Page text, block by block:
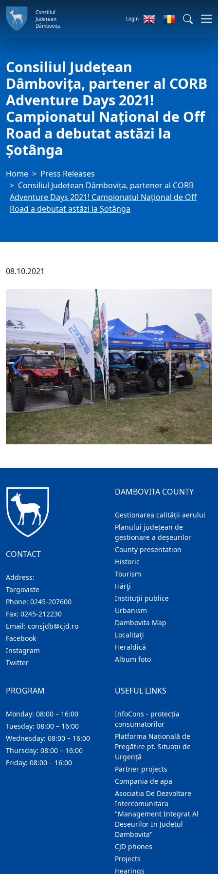
Consiliul
Județean
Dâmbovița
Login
Consiliul Județean
Dâmbovița, partener al CORB
Adventure Days 2021!
Campionatul Național de Off
Road a debutat astăzi la
Șotânga
Home
Press Releases
Consiliul Județean Dâmbovița, partener al CORB
Adventure Days 2021! Campionatul Național de Off
Road a debutat astăzi la Șotânga
08.10.2021
CONTACT
Address:
Targoviste
Phone: 0245-207600
Fax: 0245-212230
Email: consjdb@cjd.ro
Facebook
Instagram
Twitter
DAMBOVITA COUNTY
Gestionarea calității aerului
Planului județean de
gestionare a deșeurilor
County presentation
Historic
Tourism
Hărţi
Instituţii publice
Urbanism
Dambovita Map
Localitaţi
Heraldică
Album foto
USEFUL LINKS
InfoCons - protecția
consumatorilor
Platforma Națională de
Pregătire pt. Situații de
Urgență
Partner projects
Compania de apa
Asociatia De Dezvoltare
Intercomunitara
"Management Integrat Al
Deseurilor In Judetul
Dambovita"
CJD phones
Projects
Hearings
PROGRAM
Monday: 08:00 – 16:00
Tuesday: 08:00 – 16:00
Wednesday: 08:00 – 16:00
Thursday: 08:00 – 16:00
Friday: 08:00 – 16:00